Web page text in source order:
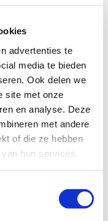
advertenties te
media te bieden
Ook delen we
site met onze
en analyse. Deze
met andere
of die ze hebben
hun services.